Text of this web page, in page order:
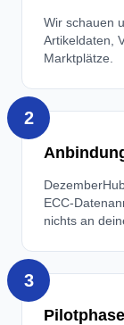
Wir schauen
Artikeldaten,
Marktplätze.
2
ECC-
nichts an
3
Pilotphase